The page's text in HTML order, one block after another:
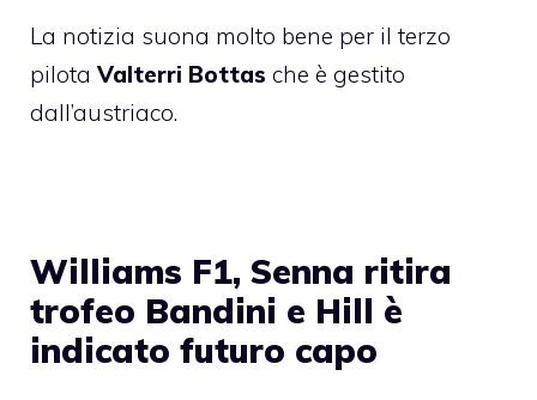
La notizia suona molto bene per il terzo
pilotaValterri Bottas che è gestito
dall’austriaco.
Williams F1, Senna ritira
trofeo Bandini e Hill è
indicato futuro capo